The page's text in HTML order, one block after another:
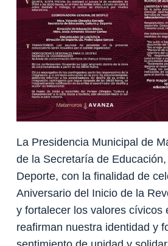
La Presidencia Municipal de
de la Secretaría de
Deporte, con la finalidad de
Aniversario del Inicio de la
y fortalecer los valores cívicos
reafirman nuestra identidad y